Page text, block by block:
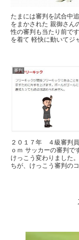
たまには審判を試合中
をまかされた 親御さん
性の審判も当たり前で
を着て 軽快に動いてジ
審判
２０１７年 ４級審判
ｏｍ サッカーの審判で
けっこう変わりました
ちが、けっこう審判の